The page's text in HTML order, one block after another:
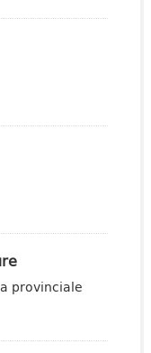
provinciale